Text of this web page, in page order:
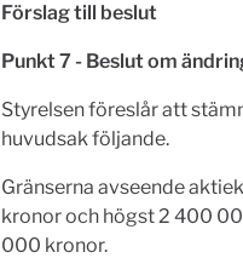
Förslag till beslut
Punkt 7 - Beslut om
Styrelsen föreslår att
huvudsak följande.
Gränserna avseende
kronor och högst 2 400
000 kronor.